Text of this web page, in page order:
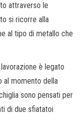
attraverso le
si ricorre alla
al tipo di metallo che
è legato
al momento della
sono pensati per
di due sfiatatoi